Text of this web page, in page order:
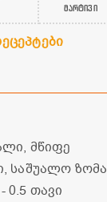
მარტივი
მწიფე
საშუალო ზომა
- 0.5 თავი